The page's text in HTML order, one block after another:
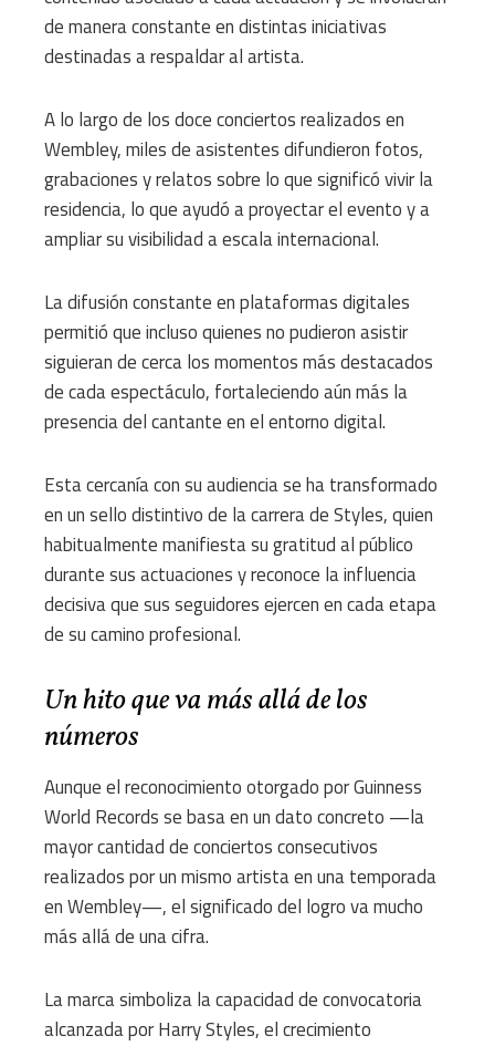
de manera constante en distintas iniciativas
destinadas a respaldar al artista.
A lo largo de los doce conciertos realizados en
Wembley, miles de asistentes difundieron fotos,
grabaciones y relatos sobre lo que significó vivir la
residencia, lo que ayudó a proyectar el evento y a
ampliar su visibilidad a escala internacional.
La difusión constante en plataformas digitales
permitió que incluso quienes no pudieron asistir
siguieran de cerca los momentos más destacados
de cada espectáculo, fortaleciendo aún más la
presencia del cantante en el entorno digital.
Esta cercanía con su audiencia se ha transformado
en un sello distintivo de la carrera de Styles, quien
habitualmente manifiesta su gratitud al público
durante sus actuaciones y reconoce la influencia
decisiva que sus seguidores ejercen en cada etapa
de su camino profesional.
Un hito que va más allá de los
números
Aunque el reconocimiento otorgado por Guinness
World Records se basa en un dato concreto —la
mayor cantidad de conciertos consecutivos
realizados por un mismo artista en una temporada
en Wembley—, el significado del logro va mucho
más allá de una cifra.
La marca simboliza la capacidad de convocatoria
alcanzada por Harry Styles, el crecimiento